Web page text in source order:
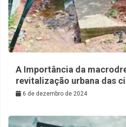
A Importância da
revitalização urbana das
6 de dezembro de 2024